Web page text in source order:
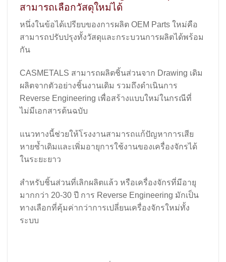
สามารถเลือกวัสดุใหม่ได้
หนึ่งในข้อได้เปรียบของการผลิต OEM Parts ใหม่คือ
สามารถปรับปรุงทั้งวัสดุและกระบวนการผลิตได้พร้อม
กัน
CASMETALS สามารถผลิตชิ้นส่วนจาก Drawing เดิม
ผลิตจากตัวอย่างชิ้นงานเดิม รวมถึงดำเนินการ
Reverse Engineering เพื่อสร้างแบบใหม่ในกรณีที่
ไม่มีเอกสารต้นฉบับ
แนวทางนี้ช่วยให้โรงงานสามารถแก้ปัญหาการเสีย
หายซ้ำเดิมและเพิ่มอายุการใช้งานของเครื่องจักรได้
ในระยะยาว
สำหรับชิ้นส่วนที่เลิกผลิตแล้ว หรือเครื่องจักรที่มีอายุ
มากกว่า 20-30 ปี การ Reverse Engineering มักเป็น
ทางเลือกที่คุ้มค่ากว่าการเปลี่ยนเครื่องจักรใหม่ทั้ง
ระบบ